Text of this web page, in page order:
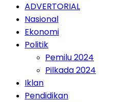
ADVERTORIAL
Nasional
Ekonomi
Politik
Pemilu 2024
Pilkada 2024
Iklan
Pendidikan